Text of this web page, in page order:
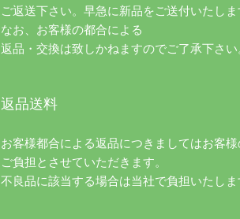
ご返送下さい。早急に新品をご送付いたしま
なお、お客様の都合による
返品・交換は致しかねますのでご了承下さい
返品送料
お客様都合による返品につきましてはお客様
ご負担とさせていただきます。
不良品に該当する場合は当社で負担いたしま